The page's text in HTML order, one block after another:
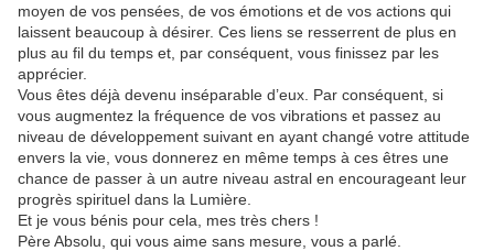
moyen de vos pensées, de vos émotions et de vos actions qui
laissent beaucoup à désirer. Ces liens se resserrent de plus en
plus au fil du temps et, par conséquent, vous finissez par les
apprécier.
Vous êtes déjà devenu inséparable d’eux. Par conséquent, si
vous augmentez la fréquence de vos vibrations et passez au
niveau de développement suivant en ayant changé votre attitude
envers la vie, vous donnerez en même temps à ces êtres une
chance de passer à un autre niveau astral en encourageant leur
progrès spirituel dans la Lumière.
Et je vous bénis pour cela, mes très chers !
Père Absolu, qui vous aime sans mesure, vous a parlé.